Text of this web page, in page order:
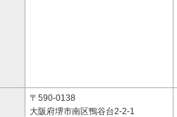
〒590-0138
大阪府堺市南区鴨谷台2-2-1